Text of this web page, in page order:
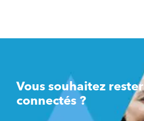
Vous souhaitez rester
connectés ?